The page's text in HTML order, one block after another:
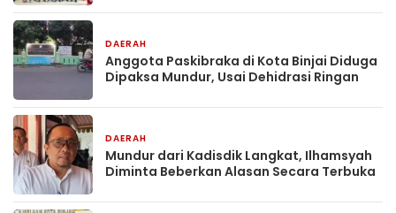
DAERAH
Anggota Paskibraka di Kota Binjai Diduga
Dipaksa Mundur, Usai Dehidrasi Ringan
DAERAH
Mundur dari Kadisdik Langkat, Ilhamsyah
Diminta Beberkan Alasan Secara Terbuka